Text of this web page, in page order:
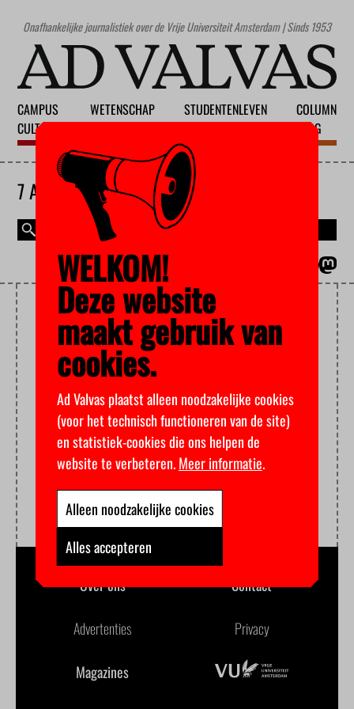
Onafhankelijke journalistiek over de Vrije Universiteit Amsterdam | Sinds 1953
CAMPUS
CULTUUR
WETENSCHAP
STUDENTENLEVEN
COLUMN
BLOG
7 AUGUSTUS 2026
HONGKONG
Over ons Contact
Advertenties Privacy
Magazines
WELKOM!
Deze website
maakt gebruik van
cookies.
Ad Valvas plaatst alleen noodzakelijke cookies
(voor het technisch functioneren van de site)
en statistiek-cookies die ons helpen de
website te verbeteren.Meer informatie.
Alleen noodzakelijke cookies
Alles accepteren